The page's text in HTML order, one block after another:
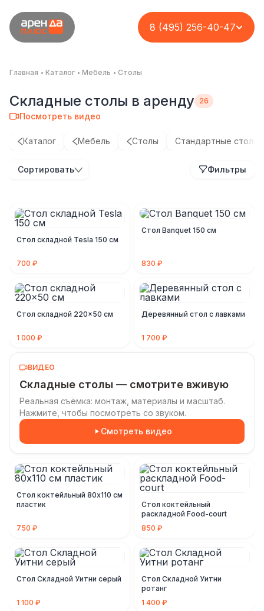
8 (495) 256-40-47
Главная Каталог Мебель Столы
Складные столы в аренду
Посмотреть видео
Каталог Мебель Столы Стандартные столы
Сортировать Фильтры
Стол складной Tesla 150 см
700 ₽
Стол Banquet 150 см
830 ₽
Стол складной 220×50 см
1 000 ₽
Деревянный стол с лавками
1 700 ₽
ВИДЕО
Складные столы — смотрите вживую
Реальная съёмка: монтаж, материалы и масштаб.
Нажмите, чтобы посмотреть со звуком.
Смотреть видео
Стол коктейльный 80х110 см
пластик
750 ₽
Стол коктейльный
раскладной Food-court
850 ₽
Стол Складной Уитни серый
1 100 ₽
Стол Складной Уитни
ротанг
1 400 ₽